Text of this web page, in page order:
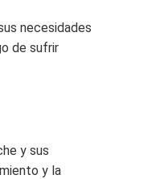
necesidades
de sufrir
y sus
y la